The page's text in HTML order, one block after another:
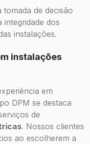
tomada de decisão
dos
instalações.
instalações
em
DPM se destaca
de
. Nossos clientes
ao escolherem a